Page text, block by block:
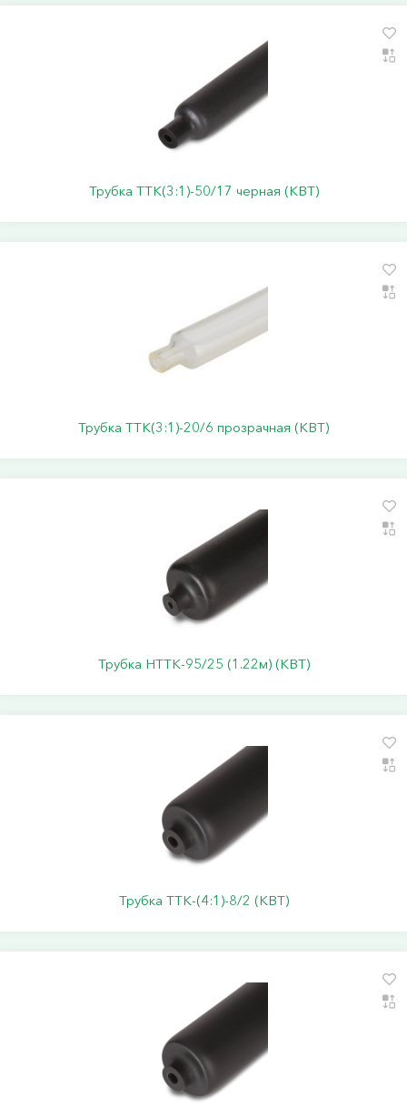
Трубка ТТК(3:1)-50/17 черная (КВТ)
Трубка ТТК(3:1)-20/6 прозрачная (КВТ)
Трубка НТТК-95/25 (1.22м) (КВТ)
Трубка ТТК-(4:1)-8/2 (КВТ)